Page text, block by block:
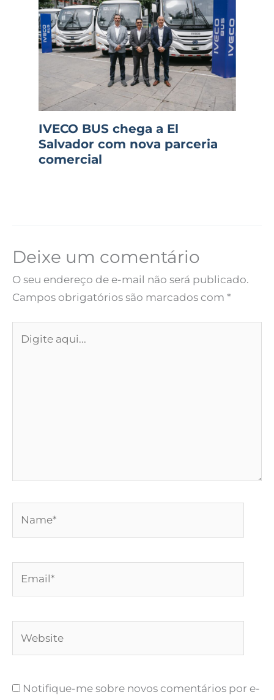
IVECO BUS chega a El
Salvador com nova parceria
comercial
Deixe um comentário
O seu endereço de e-mail não será publicado.
Campos obrigatórios são marcados com *
aqui...
Notifique-me sobre novos comentários por e-